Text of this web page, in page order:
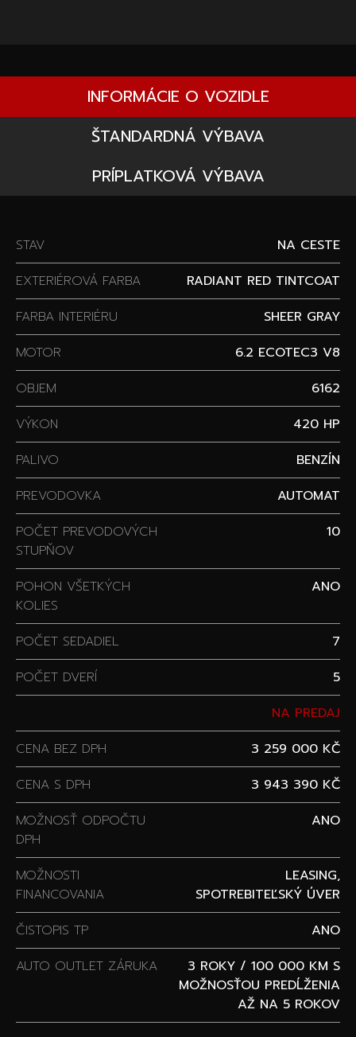
INFORMÁCIE O VOZIDLE
ŠTANDARDNÁ VÝBAVA
PRÍPLATKOVÁ VÝBAVA
STAV
NA CESTE
EXTERIÉROVÁ FARBA
RADIANT RED TINTCOAT
FARBA INTERIÉRU
SHEER GRAY
MOTOR
6.2 ECOTEC3 V8
OBJEM
6162
VÝKON
420 HP
PALIVO
BENZÍN
PREVODOVKA
AUTOMAT
POČET PREVODOVÝCH
STUPŇOV
10
POHON VŠETKÝCH
KOLIES
ANO
POČET SEDADIEL
7
POČET DVERÍ
5
NA PREDAJ
CENA BEZ DPH
3 259 000 KČ
CENA S DPH
3 943 390 KČ
MOŽNOSŤ ODPOČTU
DPH
ANO
MOŽNOSTI
FINANCOVANIA
LEASING,
SPOTREBITEĽSKÝ ÚVER
ČISTOPIS TP
ANO
AUTO OUTLET ZÁRUKA
3 ROKY / 100 000 KM S
MOŽNOSŤOU PREDĹŽENIA
AŽ NA 5 ROKOV